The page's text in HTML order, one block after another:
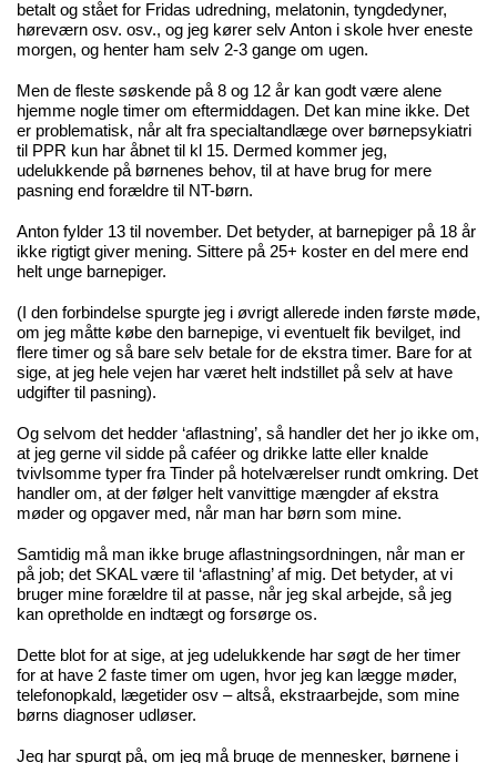
betalt og stået for Fridas udredning, melatonin, tyngdedyner,
høreværn osv. osv., og jeg kører selv Anton i skole hver eneste
morgen, og henter ham selv 2-3 gange om ugen.
Men de fleste søskende på 8 og 12 år kan godt være alene
hjemme nogle timer om eftermiddagen. Det kan mine ikke. Det
er problematisk, når alt fra specialtandlæge over børnepsykiatri
til PPR kun har åbnet til kl 15. Dermed kommer jeg,
udelukkende på børnenes behov, til at have brug for mere
pasning end forældre til NT-børn.
Anton fylder 13 til november. Det betyder, at barnepiger på 18 år
ikke rigtigt giver mening. Sittere på 25+ koster en del mere end
helt unge barnepiger.
(I den forbindelse spurgte jeg i øvrigt allerede inden første møde,
om jeg måtte købe den barnepige, vi eventuelt fik bevilget, ind
flere timer og så bare selv betale for de ekstra timer. Bare for at
sige, at jeg hele vejen har været helt indstillet på selv at have
udgifter til pasning).
Og selvom det hedder ‘aflastning’, så handler det her jo ikke om,
at jeg gerne vil sidde på caféer og drikke latte eller knalde
tvivlsomme typer fra Tinder på hotelværelser rundt omkring. Det
handler om, at der følger helt vanvittige mængder af ekstra
møder og opgaver med, når man har børn som mine.
Samtidig må man ikke bruge aflastningsordningen, når man er
på job; det SKAL være til ‘aflastning’ af mig. Det betyder, at vi
bruger mine forældre til at passe, når jeg skal arbejde, så jeg
kan opretholde en indtægt og forsørge os.
Dette blot for at sige, at jeg udelukkende har søgt de her timer
for at have 2 faste timer om ugen, hvor jeg kan lægge møder,
telefonopkald, lægetider osv – altså, ekstraarbejde, som mine
børns diagnoser udløser.
Jeg har spurgt på, om jeg må bruge de mennesker, børnene i